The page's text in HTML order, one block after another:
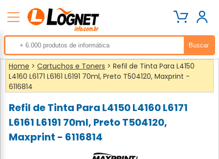
Home > Cartuchos e Toners > Refil de Tinta Para L4150
L4160 L6171 L6161 L6191 70ml, Preto T504120, Maxprint -
6116814
Refil de Tinta Para L4150 L4160 L6171
L6161 L6191 70ml, Preto T504120,
Maxprint - 6116814